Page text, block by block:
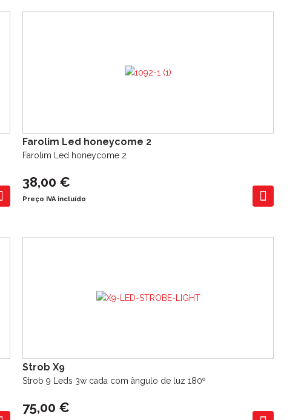
Farolim Led honeycome 2
Farolim Led honeycome 2
38,00 €
Preço IVA incluído
Strob X9
Strob 9 Leds 3w cada com ângulo de luz 180º
75,00 €